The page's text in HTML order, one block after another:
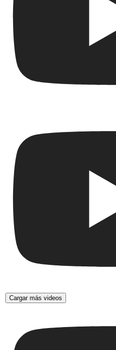
Cargar más videos